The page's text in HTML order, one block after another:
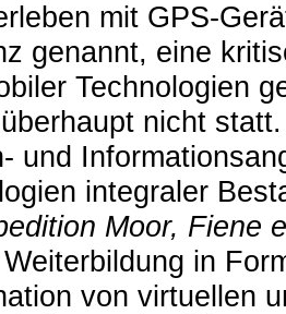
mit GPS-
genannt, eine
Technologien
nicht
und
integraler
Moor, Fiene
in
von virtuellen